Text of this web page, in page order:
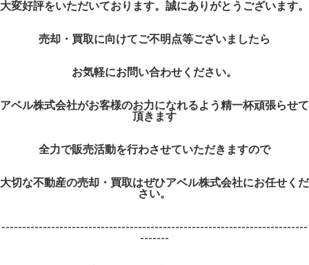
大変好評をいただいております。誠にありがとうございます。
売却・買取に向けてご不明点等ございましたら
お気軽にお問い合わせください。
アベル株式会社がお客様のお力になれるよう精一杯頑張らせて
頂きます
全力で販売活動を行わさせていただきますので
大切な不動産の売却・買取はぜひアベル株式会社にお任せくだ
さい。
--------------------------------------------------------------------------
-------